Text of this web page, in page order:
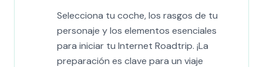
Selecciona tu coche, los rasgos de tu
personaje y los elementos esenciales
para iniciar tu Internet Roadtrip. ¡La
preparación es clave para un viaje